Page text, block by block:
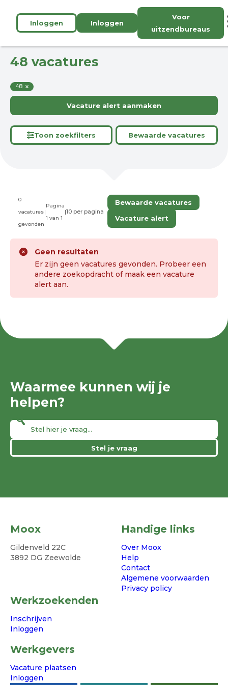
Inloggen Inloggen
Voor
uitzendbureaus
48 vacatures
48
Vacature alert aanmaken
Toon zoekfilters Bewaarde vacatures
0
vacatures
gevonden
|
Pagina
1 van 1
|
Bewaarde vacatures
Vacature alert
Geen resultaten
Er zijn geen vacatures gevonden. Probeer een
andere zoekopdracht of maak een vacature
alert aan.
Waarmee kunnen wij je
helpen?
Stel je vraag
Moox
Gildenveld 22C
3892 DG Zeewolde
Handige links
Over Moox
Help
Contact
Algemene voorwaarden
Privacy policy
Werkzoekenden
Inschrijven
Inloggen
Werkgevers
Vacature plaatsen
Inloggen